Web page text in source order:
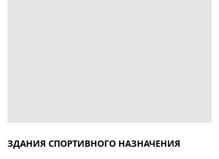
ЗДАНИЯ СПОРТИВНОГО НАЗНАЧЕНИЯ